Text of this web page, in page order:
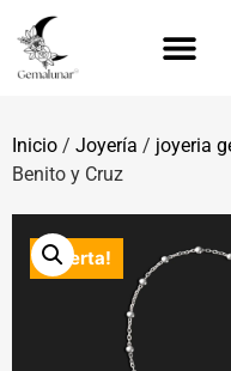
Inicio / Joyería / joyeria
Benito y Cruz
¡Oferta!